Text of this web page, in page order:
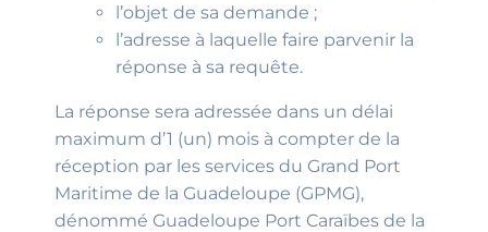
l’objet de sa demande ;
l’adresse à laquelle faire parvenir la
réponse à sa requête.
La réponse sera adressée dans un délai
maximum d’1 (un) mois à compter de la
réception par les services du Grand Port
Maritime de la Guadeloupe (GPMG),
dénommé Guadeloupe Port Caraïbes de la